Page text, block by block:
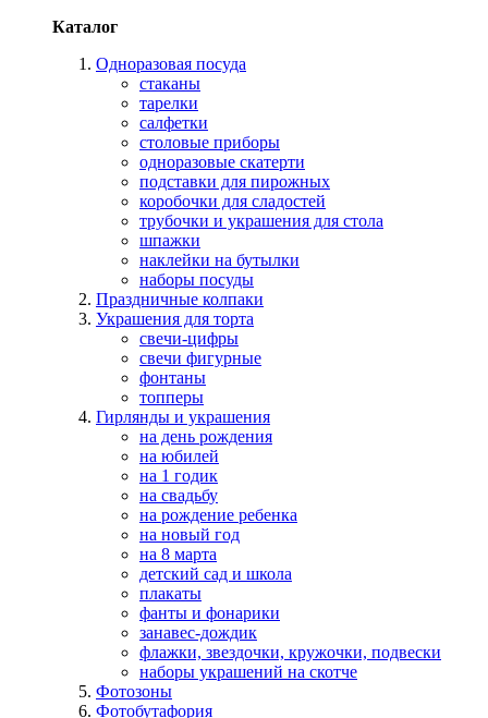
Каталог
Одноразовая посуда
стаканы
тарелки
салфетки
столовые приборы
одноразовые скатерти
подставки для пирожных
коробочки для сладостей
трубочки и украшения для стола
шпажки
наклейки на бутылки
наборы посуды
Праздничные колпаки
Украшения для торта
свечи-цифры
свечи фигурные
фонтаны
топперы
Гирлянды и украшения
на день рождения
на юбилей
на 1 годик
на свадьбу
на рождение ребенка
на новый год
на 8 марта
детский сад и школа
плакаты
фанты и фонарики
занавес-дождик
флажки, звездочки, кружочки, подвески
наборы украшений на скотче
Фотозоны
Фотобутафория